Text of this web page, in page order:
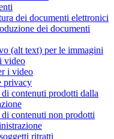
dei documenti elettronici
dei documenti
(alt text) per le immagini
video
i video
privacy
contenuti prodotti dalla
contenuti non prodotti
ritratti